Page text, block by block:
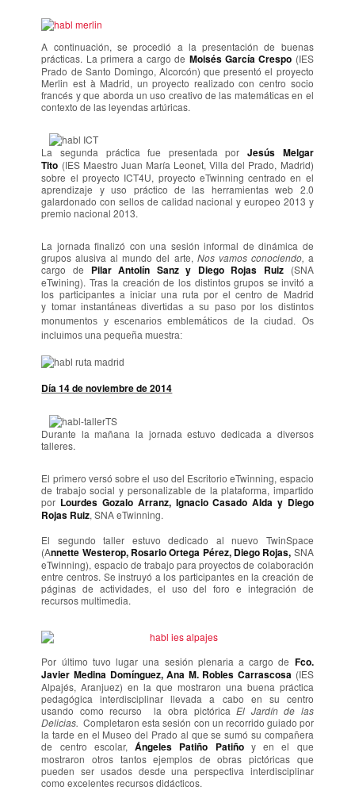
A continuación, se procedió a la presentación de buenas
prácticas. La primera a cargo de Moisés García Crespo (IES
Prado de Santo Domingo, Alcorcón) que presentó el proyecto
Merlin est à Madrid, un proyecto realizado con centro socio
francés y que aborda un uso creativo de las matemáticas en el
contexto de las leyendas artúricas.
La segunda práctica fue presentada porJesús Melgar
Tito (IES Maestro Juan María Leonet, Villa del Prado, Madrid)
sobre el proyecto ICT4U, proyecto eTwinning centrado en el
aprendizaje y uso práctico de las herramientas web 2.0
galardonado con sellos de calidad nacional y europeo 2013 y
premio nacional 2013.
La jornada finalizó con una sesión informal de dinámica de
grupos alusiva al mundo del arte, Nos vamos conociendo, a
cargo de Pilar Antolín Sanz y Diego Rojas Ruiz (SNA
eTwining). Tras la creación de los distintos grupos se invitó a
los participantes a iniciar una ruta por el centro de Madrid
y tomar instantáneas divertidas a su paso por los distintos
monumentos y escenarios emblemáticos de la ciudad. Os
incluimos una pequeña muestra:
Día 14 de noviembre de 2014
Durante la mañana la jornada estuvo dedicada a diversos
talleres.
El primero versó sobre el uso del Escritorio eTwinning, espacio
de trabajo social y personalizable de la plataforma, impartido
por Lourdes Gozalo Arranz, Ignacio Casado Alda y Diego
Rojas Ruiz, SNA eTwinning.
El segundo taller estuvo dedicado al nuevo TwinSpace
(Annette Westerop, Rosario Ortega Pérez, Diego Rojas, SNA
eTwinning), espacio de trabajo para proyectos de colaboración
entre centros. Se instruyó a los participantes en la creación de
páginas de actividades, el uso del foro e integración de
recursos multimedia.
Por último tuvo lugar una sesión plenaria a cargo de Fco.
Javier Medina Domínguez, Ana M. Robles Carrascosa (IES
Alpajés, Aranjuez) en la que mostraron una buena práctica
pedagógica interdisciplinar llevada a cabo en su centro
usando como recurso la obra pictóricaEl Jardín de las
Delicias. Completaron esta sesión con un recorrido guiado por
la tarde en el Museo del Prado al que se sumó su compañera
de centro escolar,Ángeles Patiño Patiñoy en el que
mostraron otros tantos ejemplos de obras pictóricas que
pueden ser usados desde una perspectiva interdisciplinar
como excelentes recursos didácticos.